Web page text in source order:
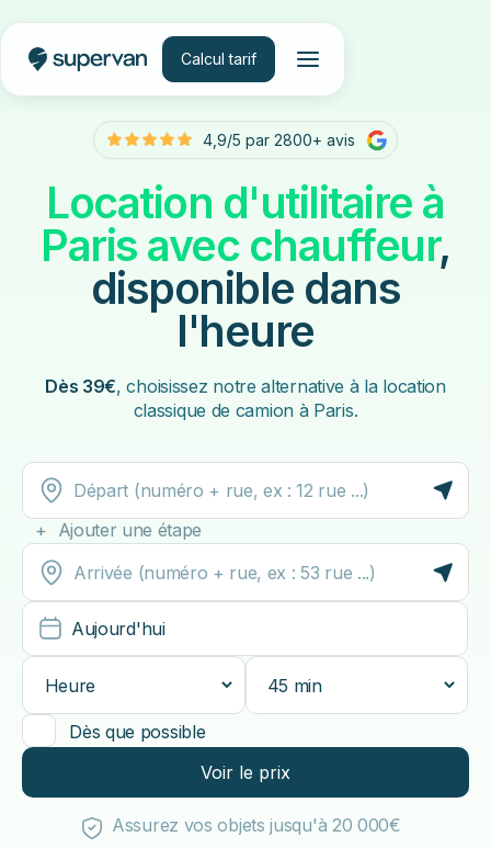
Calcul tarif
4,9/5 par 2800+ avis
Location d'utilitaire à
Paris avec chauffeur,
disponible dans
l'heure
Dès 39€, choisissez notre alternative à la location
classique de camion à Paris.
+ Ajouter une étape
Aujourd'hui
Dès que possible
Voir le prix
Assurez vos objets jusqu'à 20 000€